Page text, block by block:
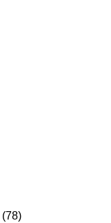
(78)